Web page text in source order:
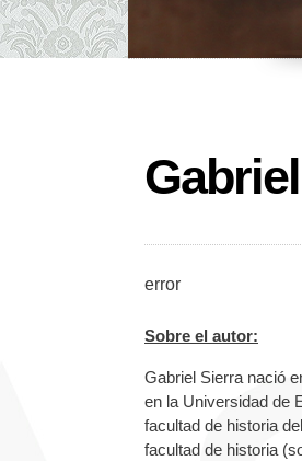
error
Sobre el autor:
Gabriel Sierra nació
en la Universidad de
facultad de historia
facultad de historia